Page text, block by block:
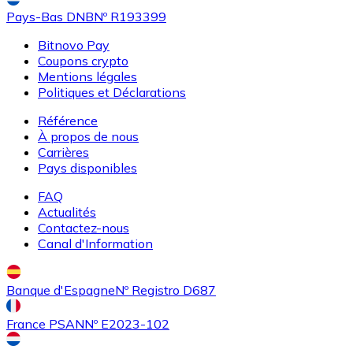
AcheterUniswap
UNI
Acheter
Pays-Bas DNBNº R193399
Bitnovo Pay
Coupons crypto
Mentions légales
Politiques et Déclarations
Référence
À propos de nous
Carrières
Pays disponibles
FAQ
Actualités
Contactez-nous
Canal d'Information
Banque d'EspagneNº Registro D687
France PSANNº E2023-102